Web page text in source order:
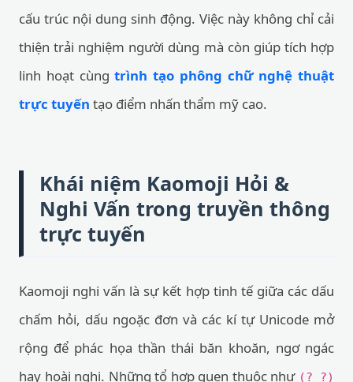
cấu trúc nội dung sinh động. Việc này không chỉ cải
thiện trải nghiệm người dùng mà còn giúp tích hợp
linh hoạt cùngtrình tạo phông chữ nghệ thuật
trực tuyến tạo điểm nhấn thẩm mỹ cao.
Khái niệm Kaomoji Hỏi &
Nghi Vấn trong truyền thông
trực tuyến
Kaomoji nghi vấn là sự kết hợp tinh tế giữa các dấu
chấm hỏi, dấu ngoặc đơn và các kí tự Unicode mở
rộng để phác họa thần thái băn khoăn, ngơ ngác
hay hoài nghi. Những tổ hợp quen thuộc như (?_?)